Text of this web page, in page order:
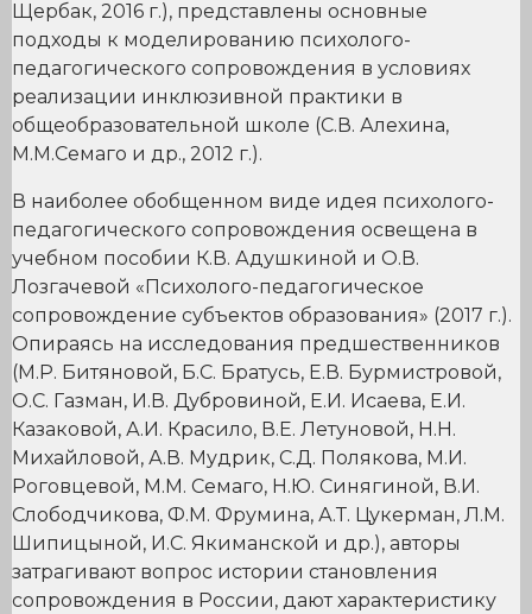
Щербак, 2016 г.), представлены основные
подходы к моделированию психолого-
педагогического сопровождения в условиях
реализации инклюзивной практики в
общеобразовательной школе (С.В. Алехина,
М.М.Семаго и др., 2012 г.).
В наиболее обобщенном виде идея психолого-
педагогического сопровождения освещена в
учебном пособии К.В. Адушкиной и О.В.
Лозгачевой «Психолого-педагогическое
сопровождение субъектов образования» (2017 г.).
Опираясь на исследования предшественников
(М.Р. Битяновой, Б.С. Братусь, Е.В. Бурмистровой,
О.С. Газман, И.В. Дубровиной, Е.И. Исаева, Е.И.
Казаковой, А.И. Красило, В.Е. Летуновой, Н.Н.
Михайловой, А.В. Мудрик, С.Д. Полякова, М.И.
Роговцевой, М.М. Семаго, Н.Ю. Синягиной, В.И.
Слободчикова, Ф.М. Фрумина, А.Т. Цукерман, Л.М.
Шипицыной, И.С. Якиманской и др.), авторы
затрагивают вопрос истории становления
сопровождения в России, дают характеристику